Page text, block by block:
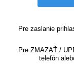
Pre zaslanie
Pre ZMAZAŤ /
telefón